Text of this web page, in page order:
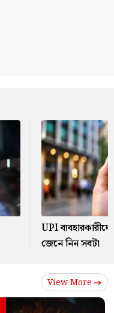
UPI
জেনে নিন সবটা
View More